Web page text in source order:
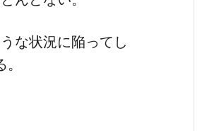
な状況に陥ってし